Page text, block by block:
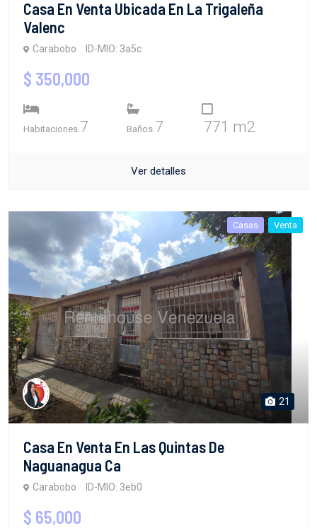
Casa En Venta Ubicada En La Trigaleña
Valenc
Carabobo ID-MIO: 3a5c
$ 350,000
Habitaciones 7 Baños 7 771 m2
Ver detalles
Casas Venta
21
Casa En Venta En Las Quintas De
Naguanagua Ca
Carabobo ID-MIO: 3eb0
$ 65,000